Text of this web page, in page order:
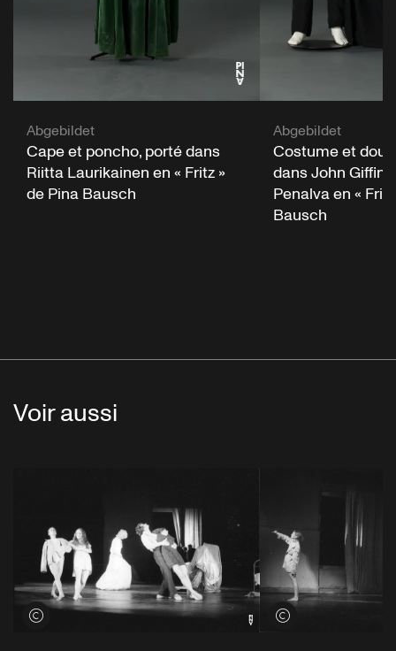
Abgebildet
Cape et poncho, porté dans
Riitta Laurikainen en « Fritz »
de Pina Bausch
Abgebildet
Costume et
dans John Giffin
Penalva en «
Bausch
Voir aussi
Voir les crédits Voir les crédits